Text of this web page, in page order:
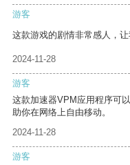
游客
这款游戏的剧情非常感人，让
2024-11-28
游客
这款加速器VPM应用程序可
助你在网络上自由移动。
2024-11-28
游客